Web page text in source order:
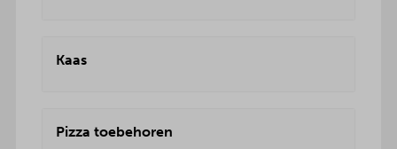
Kaas
Pizza toebehoren